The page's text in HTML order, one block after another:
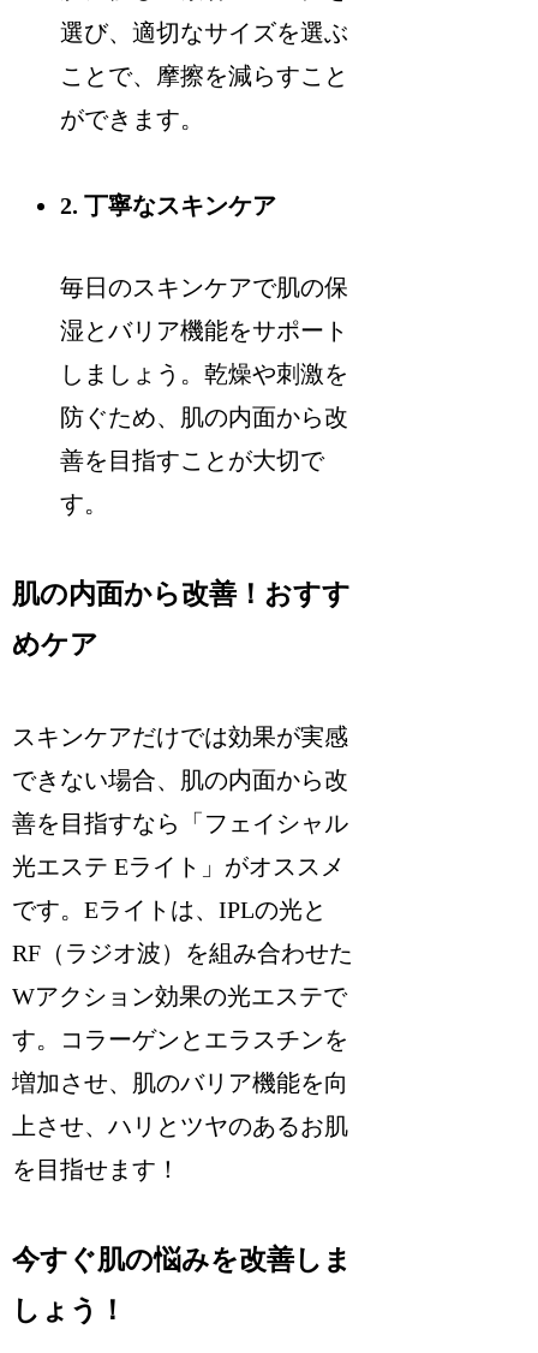
選び、適切なサイズを選ぶ
ことで、摩擦を減らすこと
ができます。
2. 丁寧なスキンケア
毎日のスキンケアで肌の保
湿とバリア機能をサポート
しましょう。乾燥や刺激を
防ぐため、肌の内面から改
善を目指すことが大切で
す。
肌の内面から改善！おすす
めケア
スキンケアだけでは効果が実感
できない場合、肌の内面から改
善を目指すなら「フェイシャル
光エステ Eライト」がオススメ
です。Eライトは、IPLの光と
RF（ラジオ波）を組み合わせた
Wアクション効果の光エステで
す。コラーゲンとエラスチンを
増加させ、肌のバリア機能を向
上させ、ハリとツヤのあるお肌
を目指せます！
今すぐ肌の悩みを改善しま
しょう！